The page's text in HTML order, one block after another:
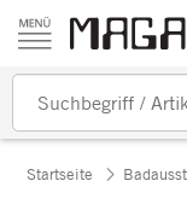
Zum Inhalt springen
Startseite